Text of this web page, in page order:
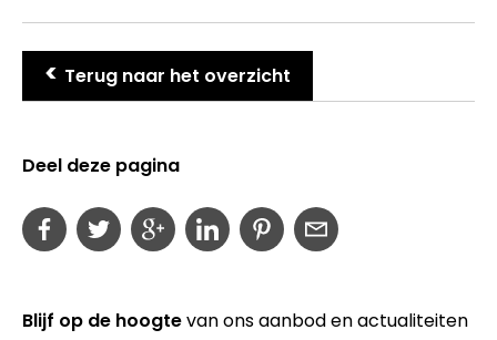
> Terug naar het overzicht
Deel deze pagina
Blijf op de hoogtevan ons aanbod en actualiteiten